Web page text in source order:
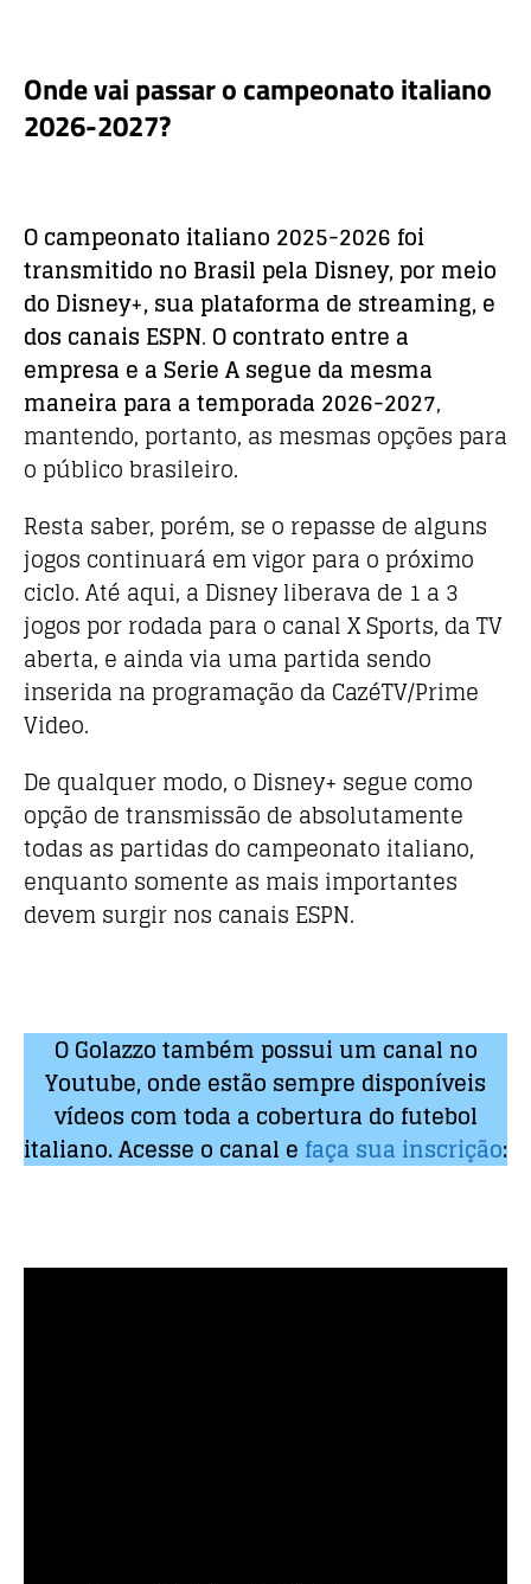
Onde vai passar o campeonato italiano
2026-2027?
O campeonato italiano 2025-2026 foi
transmitido no Brasil pela Disney, por meio
do Disney+, sua plataforma de streaming, e
dos canais ESPN. O contrato entre a
empresa e a Serie A segue da mesma
maneira para a temporada 2026-2027,
mantendo, portanto, as mesmas opções para
o público brasileiro.
Resta saber, porém, se o repasse de alguns
jogos continuará em vigor para o próximo
ciclo. Até aqui, a Disney liberava de 1 a 3
jogos por rodada para o canal X Sports, da TV
aberta, e ainda via uma partida sendo
inserida na programação da CazéTV/Prime
Video.
De qualquer modo, o Disney+ segue como
opção de transmissão de absolutamente
todas as partidas do campeonato italiano,
enquanto somente as mais importantes
devem surgir nos canais ESPN.
O Golazzo também possui um canal no
Youtube, onde estão sempre disponíveis
vídeos com toda a cobertura do futebol
italiano. Acesse o canal e faça sua inscrição: